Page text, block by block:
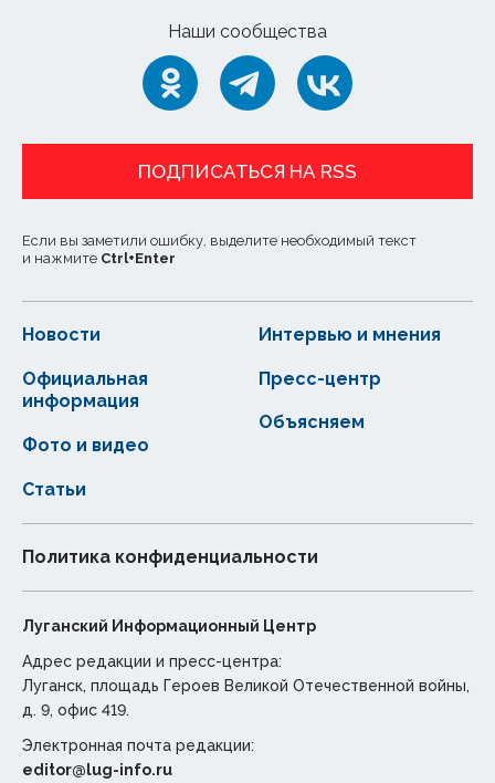
Наши сообщества
ПОДПИСАТЬСЯ НА RSS
Если вы заметили ошибку, выделите необходимый текст
и нажмите Ctrl+Enter
Новости
Статьи
Официальная
информация
Интервью и мнения
Фото и видео
Пресс-центр
Объясняем
Политика конфиденциальности
Луганский Информационный Центр
Адрес редакции и пресс-центра:
Луганск, площадь Героев Великой Отечественной войны,
д. 9, офис 419.
Электронная почта редакции:
editor@lug-info.ru